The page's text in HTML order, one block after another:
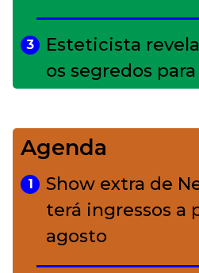
3
Esteticista
os segredos
4
Bolsas de palha e
charme rústico
conquistou o
A ciência por
Agenda
1
Show extra de
terá ingressos a
agosto